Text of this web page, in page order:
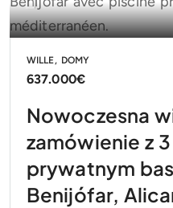
WILLE, DOMY
637.000€
Nowoczesna
zamówienie z
prywatnym
Benijófar,